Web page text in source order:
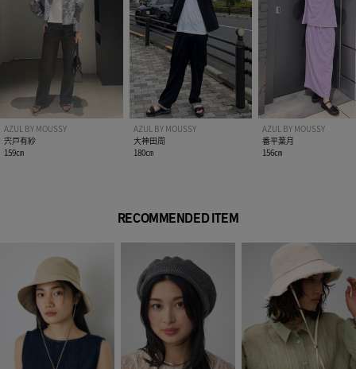
AZUL BY MOUSSY
宍戸有紗
159㎝
AZUL BY MOUSSY
大神田周
180㎝
AZUL BY MOUSSY
番平葉月
156㎝
RECOMMENDED ITEM